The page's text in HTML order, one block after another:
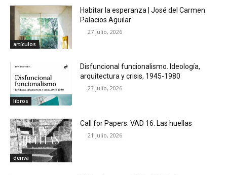
artículos
Habitar la esperanza | José del Carmen
Palacios Aguilar
27 julio, 2026
libros
Disfuncional funcionalismo. Ideología,
arquitectura y crisis, 1945-1980
23 julio, 2026
deriva
Call for Papers. VAD 16. Las huellas
21 julio, 2026